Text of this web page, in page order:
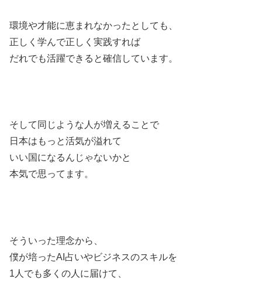
環境や才能に恵まれなかったとしても、
正しく学んで正しく実践すれば
だれでも活躍できると確信しています。
そして同じような人が増えることで
日本はもっと活気が溢れて
いい国になるんじゃないかと
本気で思ってます。
そういった理念から、
僕が培ったAI占いやビジネスのスキルを
1人でも多くの人に届けて、